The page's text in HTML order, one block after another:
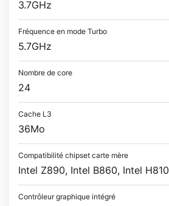
3.7GHz
Fréquence en mode Turbo
5.7GHz
Nombre de core
24
Cache L3
36Mo
Compatibilité chipset carte mère
Intel Z890, Intel B860, Intel H810
Contrôleur graphique intégré